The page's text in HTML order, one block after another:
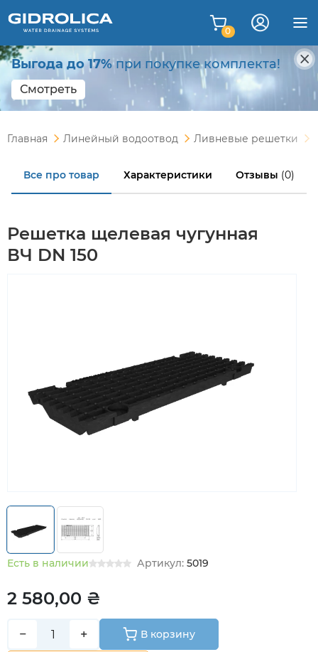
Выгода до 17%при покупке комплекта!
Смотреть
0
Главная Линейный водоотвод Ливневые решетки
Все про товар Характеристики Отзывы (0)
Решетка щелевая чугунная
ВЧ DN 150
Есть в наличии Артикул: 5019
2 580,00 ₴
− + В корзину